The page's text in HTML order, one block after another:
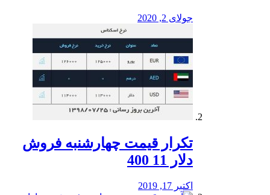
جولای 2, 2020
تکرار قیمت چهارشنبه فروش
دلار 11 400
اکتبر 17, 2019